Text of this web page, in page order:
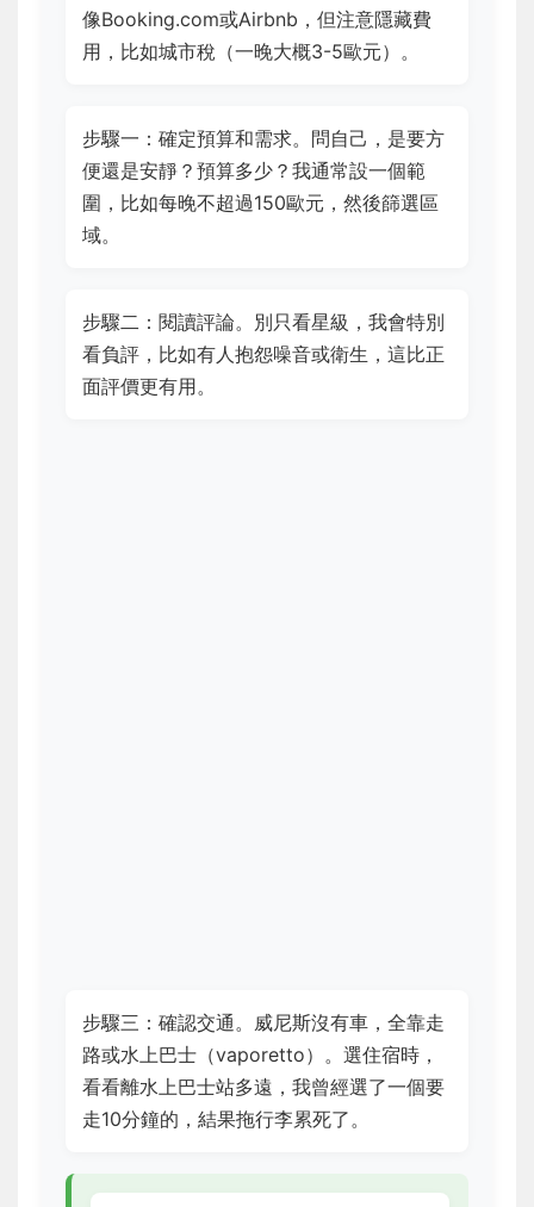
像Booking.com或Airbnb，但注意隱藏費
用，比如城市稅（一晚大概3-5歐元）。
步驟一：確定預算和需求。問自己，是要方
便還是安靜？預算多少？我通常設一個範
圍，比如每晚不超過150歐元，然後篩選區
域。
步驟二：閱讀評論。別只看星級，我會特別
看負評，比如有人抱怨噪音或衛生，這比正
面評價更有用。
步驟三：確認交通。威尼斯沒有車，全靠走
路或水上巴士（vaporetto）。選住宿時，
看看離水上巴士站多遠，我曾經選了一個要
走10分鐘的，結果拖行李累死了。